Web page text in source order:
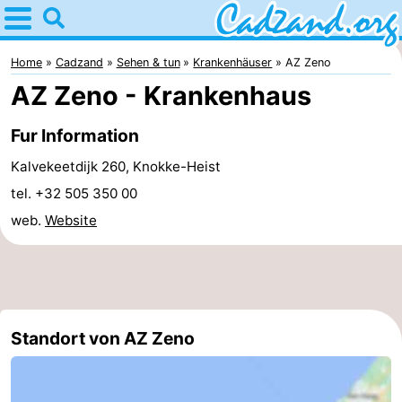
Home
Cadzand
Tipps
Für
Appartements
-
Home Cadzand Sehen & tun Krankenhäuser AZ Zeno
AZ Zeno - Krankenhaus
Fur Information
Kalvekeetdijk 260, Knokke-Heist
tel. +32 505 350 00
web. Website
Standort von AZ Zeno